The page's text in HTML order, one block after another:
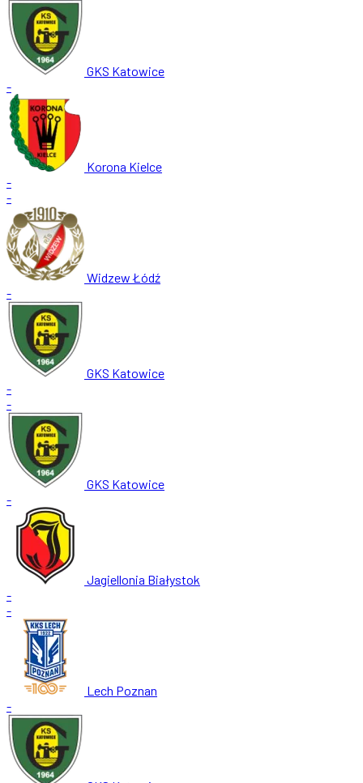
GKS Katowice
-
Korona Kielce
-
-
Widzew Łódź
-
GKS Katowice
-
-
GKS Katowice
-
Jagiellonia Białystok
-
-
Lech Poznan
-